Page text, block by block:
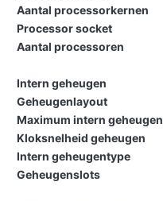
Aantal processorkernen
Processor socket
Aantal processoren
Intern geheugen
Geheugenlayout
Maximum intern geheugen
Kloksnelheid geheugen
Intern geheugentype
Geheugenslots